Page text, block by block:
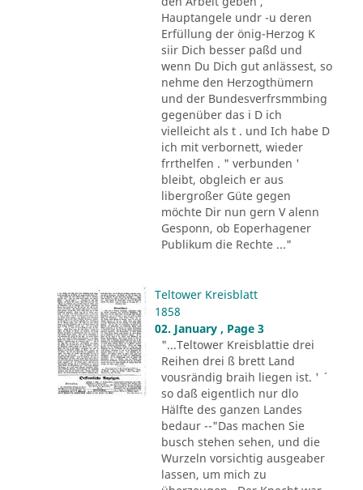
Hauptangele undr -u deren
Erfüllung der önig-Herzog K
siir Dich besser paßd und
wenn Du Dich gut anlässest, so
nehme den Herzogthümern
und der Bundesverfrsmmbing
gegenüber das i D ich
vielleicht als t . und Ich habe D
ich mit verbornett, wieder
frrthelfen . " verbunden '
bleibt, obgleich er aus
libergroßer Güte gegen
möchte Dir nun gern V alenn
Gesponn, ob Eoperhagener
Publikum die Rechte ..."
Teltower Kreisblatt
1858
02. January , Page 3
"...Teltower Kreisblattie drei
Reihen drei ß brett Land
vousrändig braih liegen ist. ' ´
so daß eigentlich nur dlo
Hälfte des ganzen Landes
bedaur --"Das machen Sie
busch stehen sehen, und die
Wurzeln vorsichtig ausgeaber
lassen, um mich zu